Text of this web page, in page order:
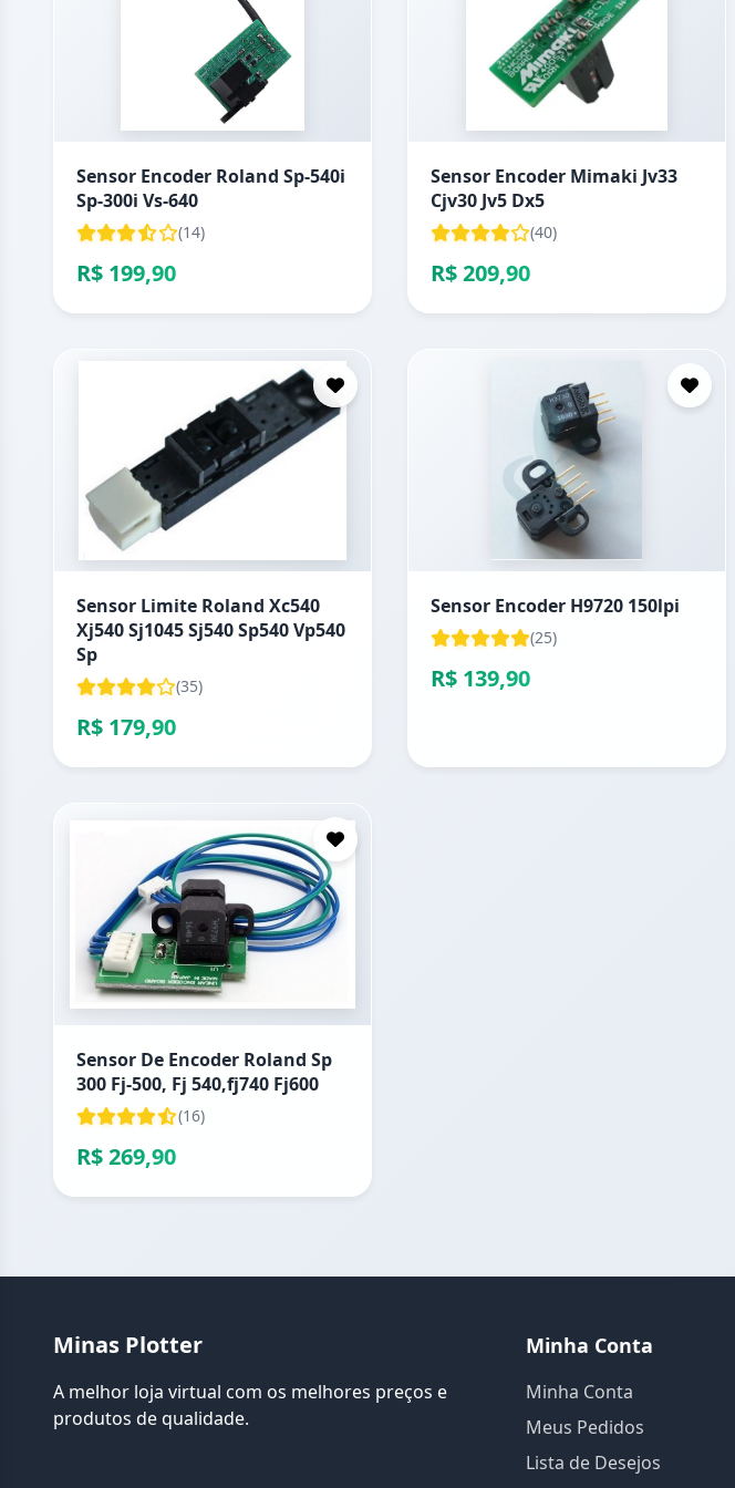
Sensor Encoder Roland Sp-540i
Sp-300i Vs-640
(14)
R$ 199,90
Sensor Encoder Mimaki Jv33
Cjv30 Jv5 Dx5
(40)
R$ 209,90
Sensor Limite Roland Xc540
Xj540 Sj1045 Sj540 Sp540 Vp540
Sp
(35)
R$ 179,90
Sensor Encoder H9720 150lpi
(25)
R$ 139,90
Sensor De Encoder Roland Sp
300 Fj-500, Fj 540,fj740 Fj600
(16)
R$ 269,90
Minas Plotter
A melhor loja virtual com os melhores preços e
produtos de qualidade.
Minha Conta
Minha Conta
Meus Pedidos
Lista de Desejos